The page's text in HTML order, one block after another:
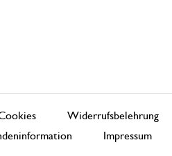
Widerrufsbelehrung
Impressum